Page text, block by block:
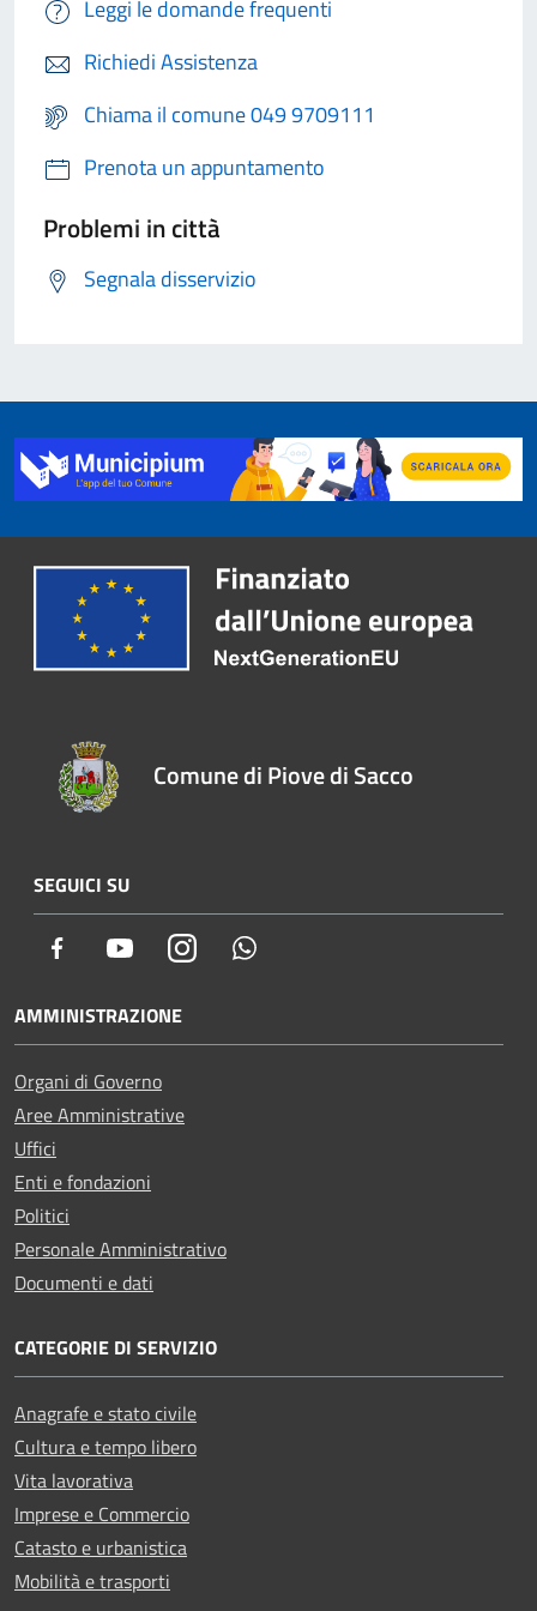
Leggi le domande frequenti
Richiedi Assistenza
Chiama il comune 049 9709111
Prenota un appuntamento
Problemi in città
Segnala disservizio
Comune di Piove di Sacco
SEGUICI SU
Facebook YoutubeInstagram
AMMINISTRAZIONE
Organi di Governo
Aree Amministrative
Uffici
Enti e fondazioni
Politici
Personale Amministrativo
Documenti e dati
CATEGORIE DI SERVIZIO
Anagrafe e stato civile
Cultura e tempo libero
Vita lavorativa
Imprese e Commercio
Catasto e urbanistica
Mobilità e trasporti